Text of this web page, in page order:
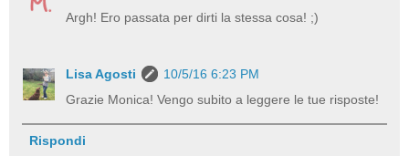
Argh! Ero passata per dirti la stessa cosa! ;)
Lisa Agosti
10/5/16 6:23 PM
Grazie Monica! Vengo subito a leggere le tue risposte!
Rispondi